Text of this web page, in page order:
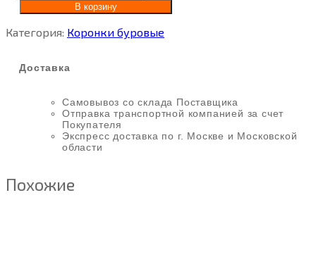
В корзину
Категория: Коронки буровые
Доставка
Самовывоз со склада Поставщика
Отправка транспортной компанией за счет
Покупателя
Экспресс доставка по г. Москве и Московской
области
Похожие